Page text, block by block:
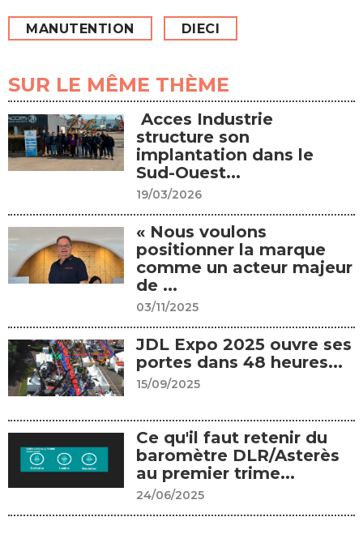
MANUTENTION DIECI
SUR LE MÊME THÈME
Acces Industrie
structure son
implantation dans le
Sud-Ouest...
19/03/2026
« Nous voulons
positionner la marque
comme un acteur majeur
de ...
03/11/2025
JDL Expo 2025 ouvre ses
portes dans 48 heures...
15/09/2025
Ce qu'il faut retenir du
baromètre DLR/Asterès
au premier trime...
24/06/2025